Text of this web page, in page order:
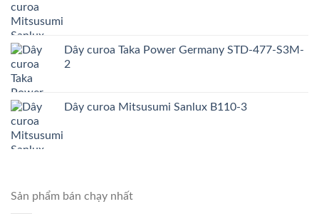
Dây curoa Taka Power Germany STD-477-S3M-
2
Dây curoa Mitsusumi Sanlux B110-3
Sản phẩm bán chạy nhất